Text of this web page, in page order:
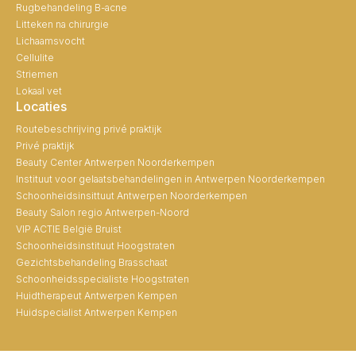
Rugbehandeling B-acne
Litteken na chirurgie
Lichaamsvocht
Cellulite
Striemen
Lokaal vet
Locaties
Routebeschrijving privé praktijk
Privé praktijk
Beauty Center Antwerpen Noorderkempen
Instituut voor gelaatsbehandelingen in Antwerpen Noorderkempen
Schoonheidsinsittuut Antwerpen Noorderkempen
Beauty Salon regio Antwerpen-Noord
VIP ACTIE België Bruist
Schoonheidsinstituut Hoogstraten
Gezichtsbehandeling Brasschaat
Schoonheidsspecialiste Hoogstraten
Huidtherapeut Antwerpen Kempen
Huidspecialist Antwerpen Kempen